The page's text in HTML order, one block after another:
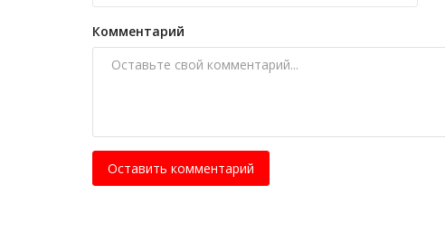
Комментарий
Оставить комментарий
Национальный спорт